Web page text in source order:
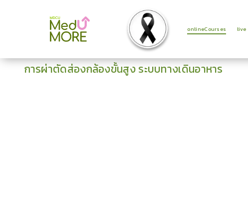
onlineCourses live
การผ่าตัดส่องกล้องขั้นสูง ระบบทางเดินอาหาร